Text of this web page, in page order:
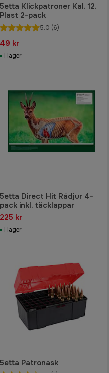
5etta Klickpatroner Kal. 12.
Plast 2-pack
5.0 (6)
49 kr
I lager
5etta Direct Hit Rådjur 4-
pack inkl. täcklappar
225 kr
I lager
5etta Patronask